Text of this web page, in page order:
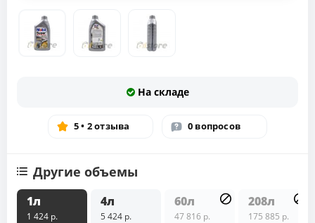
На складе
5 • 2 отзыва 0 вопросов
Другие объемы
1л
1 424 р.
4л
5 424 р.
60л
47 816 р.
208л
175 885 р.